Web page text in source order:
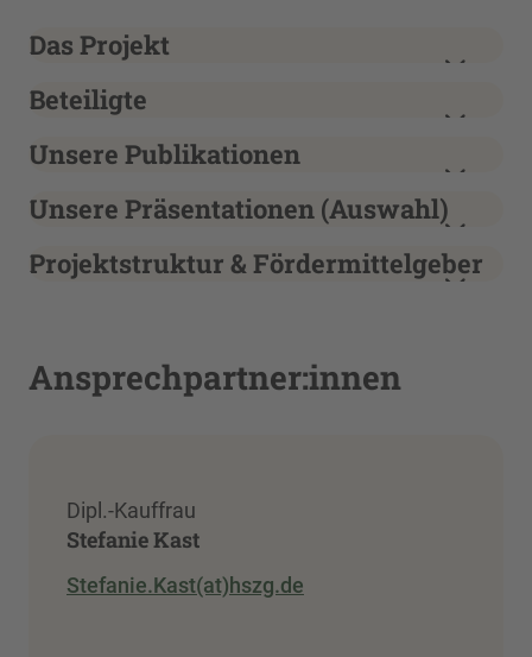
Das Projekt
Beteiligte
Unsere Publikationen
Unsere Präsentationen (Auswahl)
Projektstruktur & Fördermittelgeber
Ansprechpartner:innen
Dipl.-Kauffrau
Stefanie Kast
Stefanie.Kast(at)hszg.de